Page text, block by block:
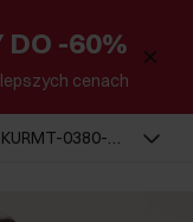
DO -60%
cenach
0380-